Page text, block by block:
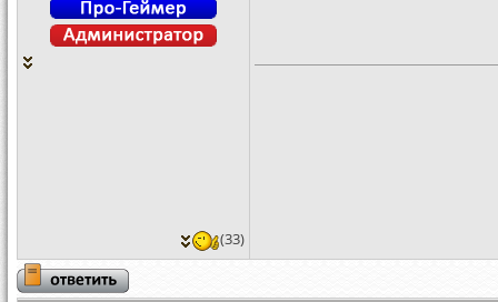
(33)